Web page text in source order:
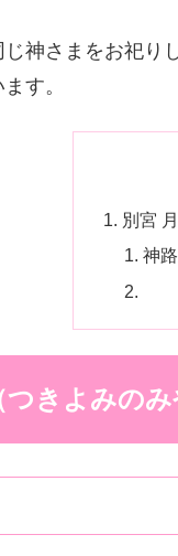
神さまをお祀り
す。
別宮
神
きよみのみ